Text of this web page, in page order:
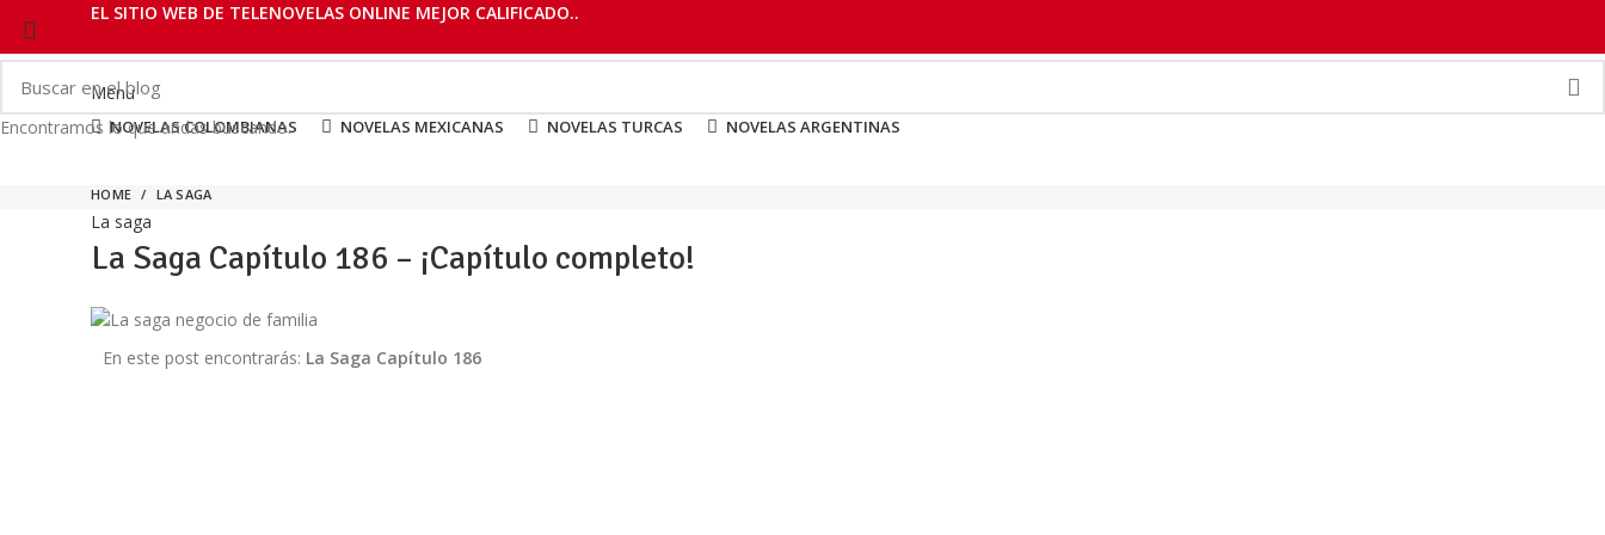
EL SITIO WEB DE TELENOVELAS ONLINE MEJOR CALIFICADO..
Menu
NOVELAS COLOMBIANAS NOVELAS MEXICANAS NOVELAS TURCAS NOVELAS ARGENTINAS
HOME LA SAGA
La saga
La Saga Capítulo 186 – ¡Capítulo completo!
En este post encontrarás: La Saga Capítulo 186
Encontramos lo que andas buscando.